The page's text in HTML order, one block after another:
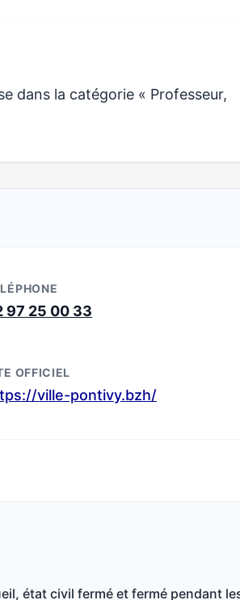
dans la catégorie « Professeur,
97 25 00 33
OFFICIEL
ville-pontivy.bzh/
état civil fermé et fermé pendant